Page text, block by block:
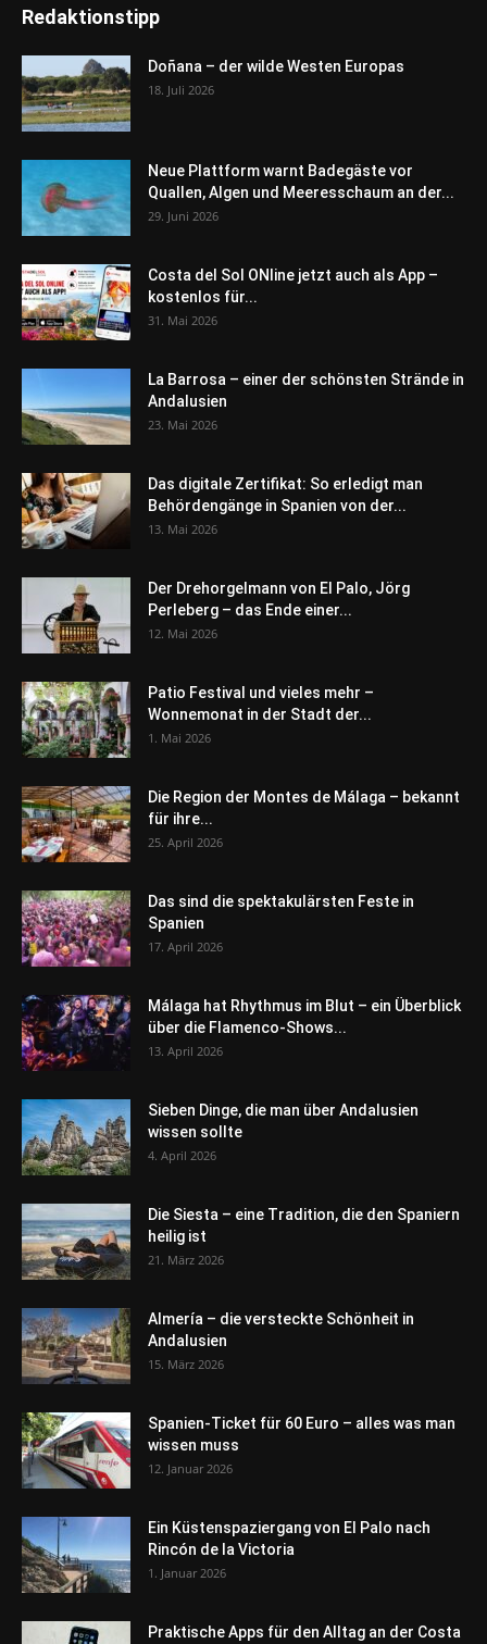
Redaktionstipp
Doñana – der wilde Westen Europas
18. Juli 2026
Neue Plattform warnt Badegäste vor
Quallen, Algen und Meeresschaum an der...
29. Juni 2026
Costa del Sol ONline jetzt auch als App –
kostenlos für...
31. Mai 2026
La Barrosa – einer der schönsten Strände in
Andalusien
23. Mai 2026
Das digitale Zertifikat: So erledigt man
Behördengänge in Spanien von der...
13. Mai 2026
Der Drehorgelmann von El Palo, Jörg
Perleberg – das Ende einer...
12. Mai 2026
Patio Festival und vieles mehr –
Wonnemonat in der Stadt der...
1. Mai 2026
Die Region der Montes de Málaga – bekannt
für ihre...
25. April 2026
Das sind die spektakulärsten Feste in
Spanien
17. April 2026
Málaga hat Rhythmus im Blut – ein Überblick
über die Flamenco-Shows...
13. April 2026
Sieben Dinge, die man über Andalusien
wissen sollte
4. April 2026
Die Siesta – eine Tradition, die den Spaniern
heilig ist
21. März 2026
Almería – die versteckte Schönheit in
Andalusien
15. März 2026
Spanien-Ticket für 60 Euro – alles was man
wissen muss
12. Januar 2026
Ein Küstenspaziergang von El Palo nach
Rincón de la Victoria
1. Januar 2026
Praktische Apps für den Alltag an der Costa